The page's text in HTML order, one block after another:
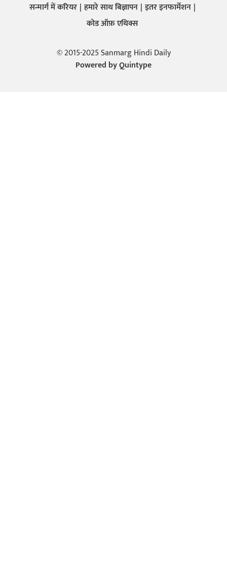
सन्मार्ग में करियर हमारे साथ बिज्ञापन इतर इनफार्मेशन
कोड ऑफ़ एथिक्स
© 2015-2025 Sanmarg Hindi Daily
Powered byQuintype